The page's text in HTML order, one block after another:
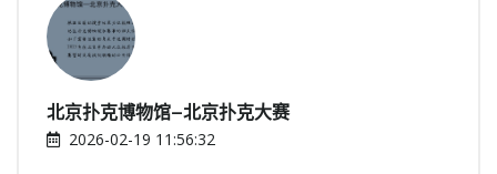
北京扑克博物馆—北京扑克大赛
2026-02-19 11:56:32